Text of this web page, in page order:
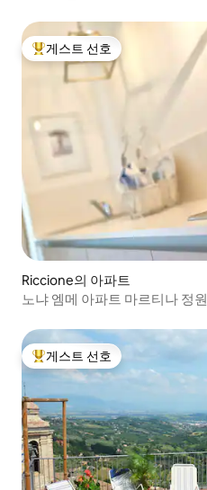
상위 게스트 선호
게스트 선호
Riccione의 아파트
노냐 엠메 아파트 마르티나 정원
상위 게스트 선호
게스트 선호